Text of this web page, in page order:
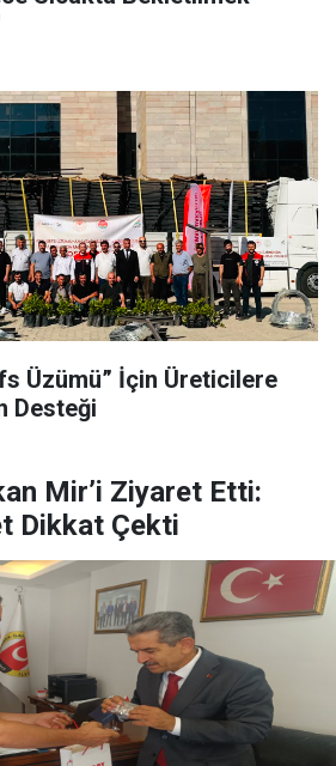
Üzümü” İçin Üreticilere
Desteği
Mir’i Ziyaret Etti:
Dikkat Çekti